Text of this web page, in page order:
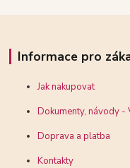
Informace pro
Jak nakupovat
Dokumenty, návody -
Doprava a platba
Kontakty